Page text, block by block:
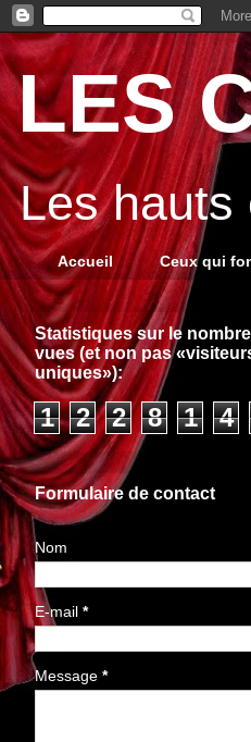
LES
Les hauts
Accueil Ceux qui
Statistiques sur le
vues (et non pas
uniques»):
1 2 2 8 1 4
Formulaire de contact
Nom
E-mail *
Message *